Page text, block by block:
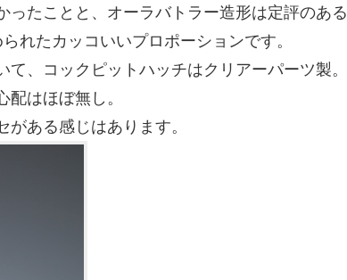
たことと、オーラバトラー造形は定評のある
れたカッコいいプロポーションです。
、コックピットハッチはクリアーパーツ製。
はほぼ無し。
ある感じはあります。